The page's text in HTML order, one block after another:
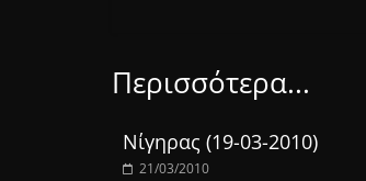
Περισσότερα...
Νίγηρας (19-03-2010)
21/03/2010